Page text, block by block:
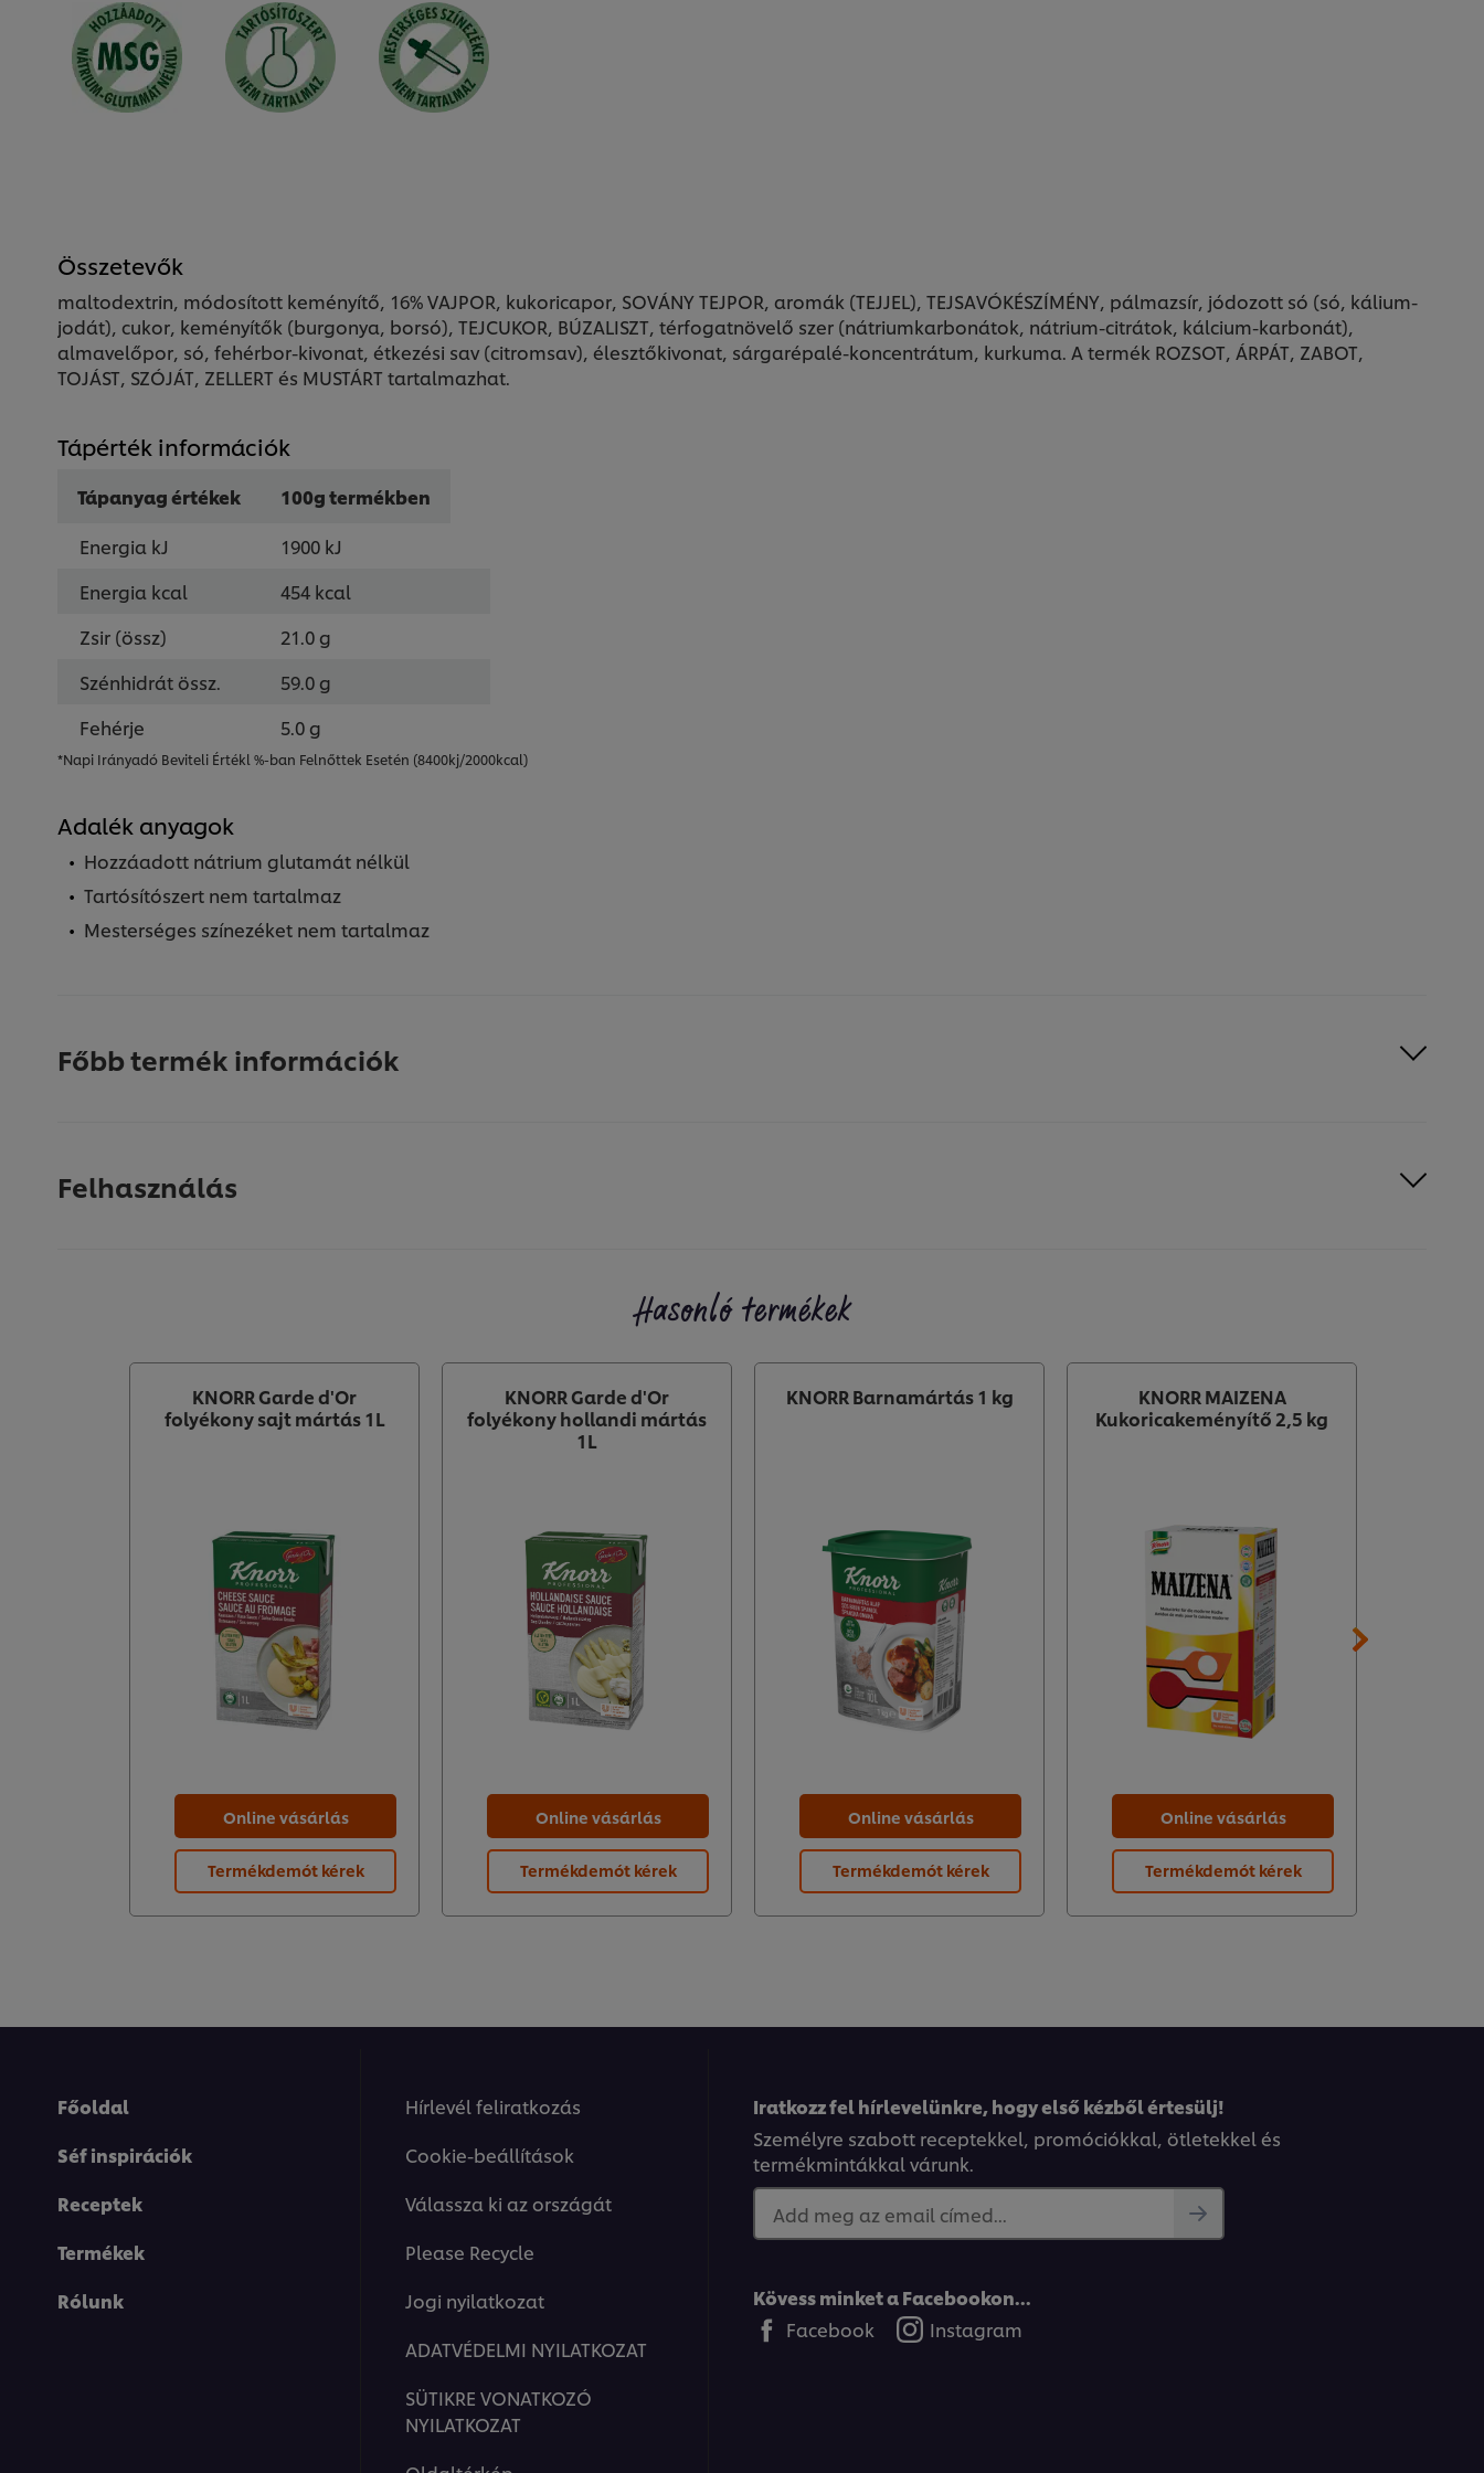
Összetevők
maltodextrin, módosított keményítő, 16% VAJPOR, kukoricapor, SOVÁNY TEJPOR, aromák (TEJJEL), TEJSAVÓKÉSZÍMÉNY, pálmazsír, jódozott só (só, kálium-
jodát), cukor, keményítők (burgonya, borsó), TEJCUKOR, BÚZALISZT, térfogatnövelő szer (nátriumkarbonátok, nátrium-citrátok, kálcium-karbonát),
almavelőpor, só, fehérbor-kivonat, étkezési sav (citromsav), élesztőkivonat, sárgarépalé-koncentrátum, kurkuma. A termék ROZSOT, ÁRPÁT, ZABOT,
TOJÁST, SZÓJÁT, ZELLERT és MUSTÁRT tartalmazhat.
Tápérték információk
Tápanyag értékek
100g termékben
Energia kJ
1900 kJ
Energia kcal
454 kcal
Zsir (össz)
21.0 g
Szénhidrát össz.
59.0 g
Fehérje
5.0 g
*Napi Irányadó Beviteli Értékl %-ban Felnőttek Esetén (8400kj/2000kcal)
Adalék anyagok
Hozzáadott nátrium glutamát nélkül
Tartósítószert nem tartalmaz
Mesterséges színezéket nem tartalmaz
Főbb termék információk
Felhasználás
Hasonló termékek
KNORR Garde d'Or
folyékony sajt mártás 1L
Online vásárlás
Termékdemót kérek
KNORR Garde d'Or
folyékony hollandi mártás
1L
Online vásárlás
Termékdemót kérek
KNORR Barnamártás 1 kg
Online vásárlás
Termékdemót kérek
KNORR MAIZENA
Kukoricakeményítő 2,5 kg
Online vásárlás
Termékdemót kérek
Főoldal
Séf inspirációk
Receptek
Termékek
Rólunk
Hírlevél feliratkozás
Cookie-beállítások
Válassza ki az országát
Please Recycle
Jogi nyilatkozat
ADATVÉDELMI NYILATKOZAT
SÜTIKRE VONATKOZÓ
NYILATKOZAT
Iratkozz fel hírlevelünkre, hogy első kézből értesülj!
Személyre szabott receptekkel, promóciókkal, ötletekkel és
termékmintákkal várunk.
Add meg az email címed...
Kövess minket a Facebookon...
Facebook
Instagram